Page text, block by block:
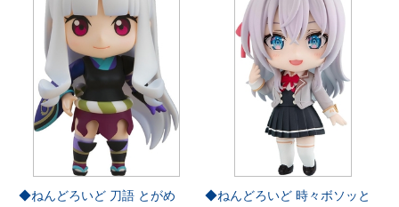
◆ねんどろいど 刀語 とがめ
◆ねんどろいど 時々ボソッと